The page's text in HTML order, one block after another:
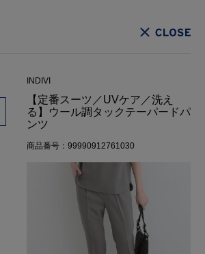
INDIVI
【定番スーツ／UVケア／洗え
る】ウール調タックテーパードパ
ンツ
商品番号：99990912761030